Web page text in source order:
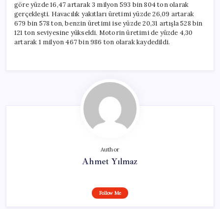
göre yüzde 16,47 artarak 3 milyon 593 bin 804 ton olarak
gerçekleşti. Havacılık yakıtları üretimi yüzde 26,09 artarak
679 bin 578 ton, benzin üretimi ise yüzde 20,31 artışla 528 bin
121 ton seviyesine yükseldi. Motorin üretimi de yüzde 4,30
artarak 1 milyon 467 bin 986 ton olarak kaydedildi.
Author
Ahmet Yılmaz
Follow Me